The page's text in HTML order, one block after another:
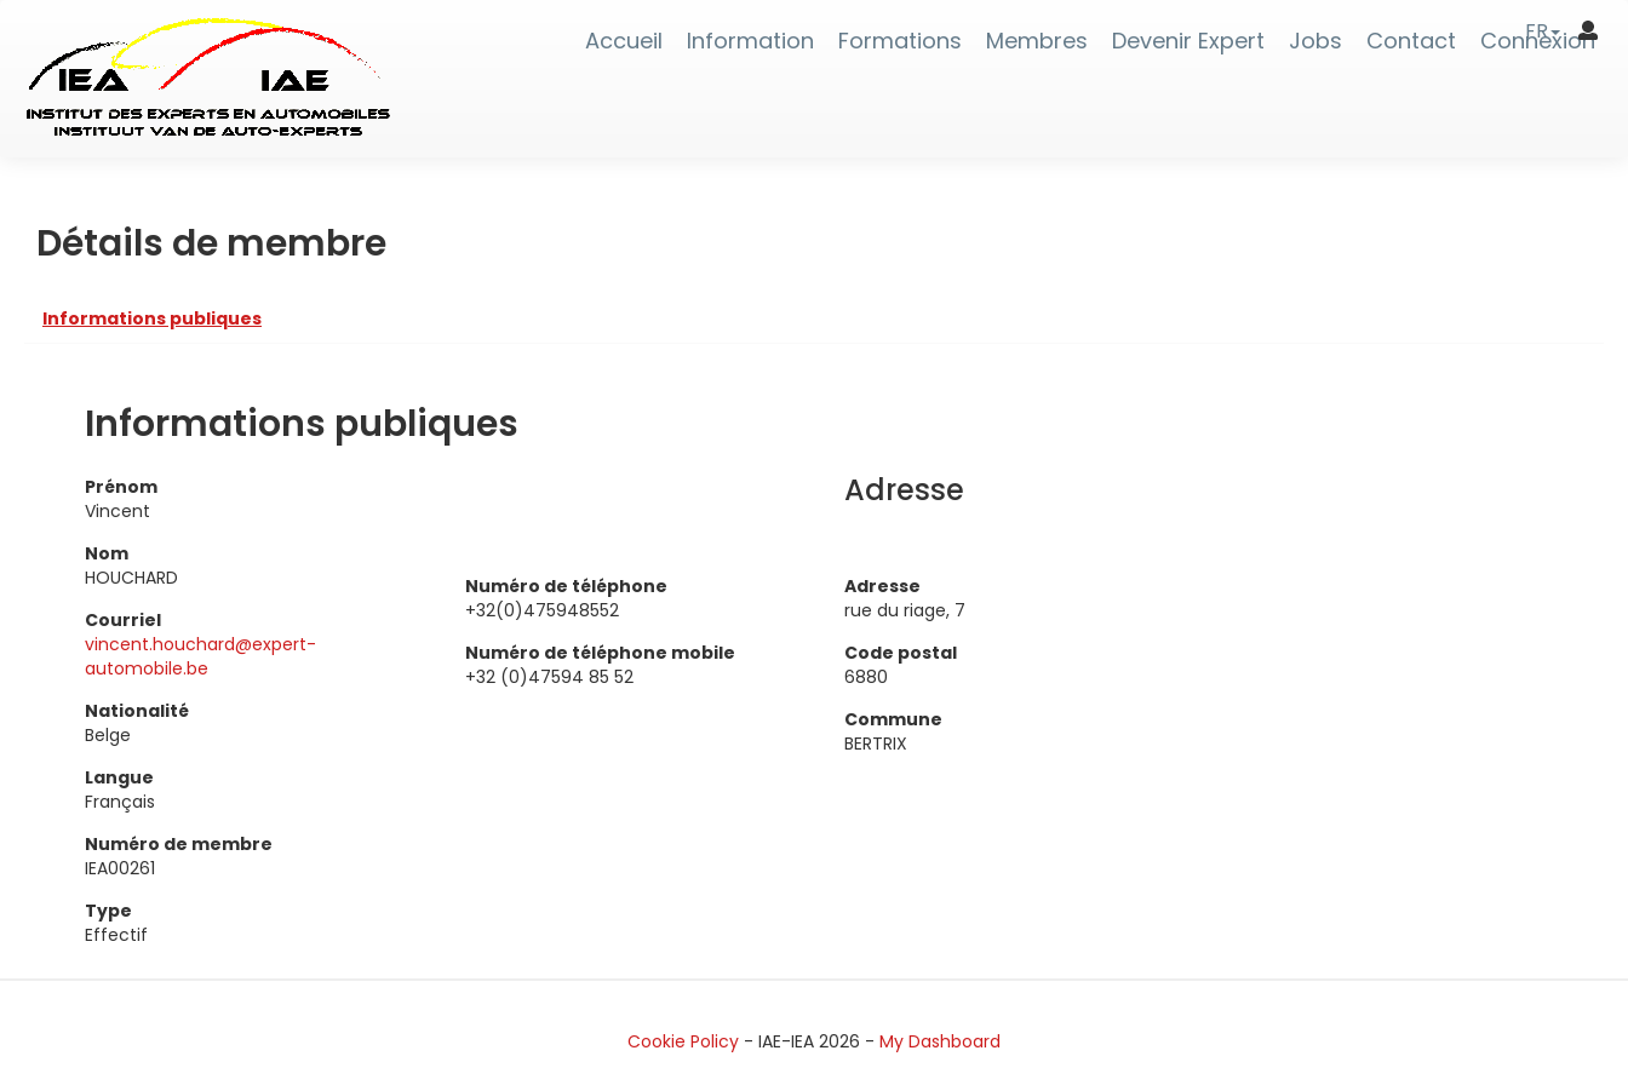
Accueil Information Formations Membres Devenir Expert Jobs Contact Connexion
FR
Détails de membre
Informations publiques
Informations publiques
Prénom
Vincent
Nom
HOUCHARD
Courriel
vincent.houchard@expert-
automobile.be
Nationalité
Belge
Langue
Français
Numéro de membre
IEA00261
Type
Effectif
Numéro de téléphone
+32(0)475948552
Numéro de téléphone mobile
+32 (0)47594 85 52
Adresse
Adresse
rue du riage, 7
Code postal
6880
Commune
BERTRIX
Cookie Policy - IAE-IEA 2026 - My Dashboard